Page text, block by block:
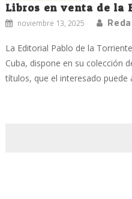
Libros en venta de la
noviembre 13, 2025
La Editorial Pablo de la
Cuba, dispone en su colección
títulos, que el interesado puede